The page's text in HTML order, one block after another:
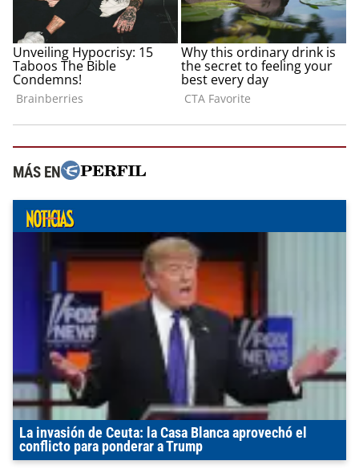
MÁS EN
La invasión de Ceuta: la Casa Blanca aprovechó el
conflicto para ponderar a Trump